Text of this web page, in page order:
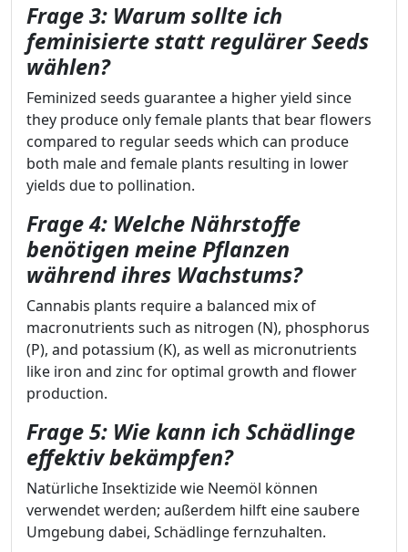
Frage 3: Warum sollte ich
feminisierte statt regulärer Seeds
wählen?
Feminized seeds guarantee a higher yield since
they produce only female plants that bear flowers
compared to regular seeds which can produce
both male and female plants resulting in lower
yields due to pollination.
Frage 4: Welche Nährstoffe
benötigen meine Pflanzen
während ihres Wachstums?
Cannabis plants require a balanced mix of
macronutrients such as nitrogen (N), phosphorus
(P), and potassium (K), as well as micronutrients
like iron and zinc for optimal growth and flower
production.
Frage 5: Wie kann ich Schädlinge
effektiv bekämpfen?
Natürliche Insektizide wie Neemöl können
verwendet werden; außerdem hilft eine saubere
Umgebung dabei, Schädlinge fernzuhalten.